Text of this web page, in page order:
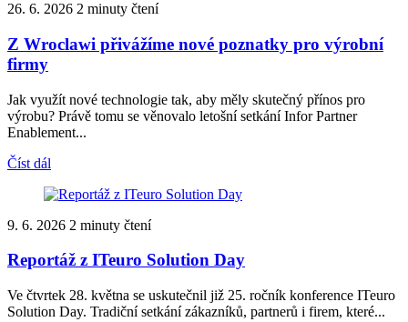
26. 6. 2026 2 minuty čtení
Z Wroclawi přivážíme nové poznatky pro výrobní
firmy
Jak využít nové technologie tak, aby měly skutečný přínos pro
výrobu? Právě tomu se věnovalo letošní setkání Infor Partner
Enablement...
Číst dál
9. 6. 2026 2 minuty čtení
Reportáž z ITeuro Solution Day
Ve čtvrtek 28. května se uskutečnil již 25. ročník konference ITeuro
Solution Day. Tradiční setkání zákazníků, partnerů i firem, které...